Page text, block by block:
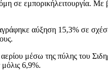
σε εμπορικήλειτουργία.
αύξηση 15,3% σε
μέσω της πύλης του
6,9%.